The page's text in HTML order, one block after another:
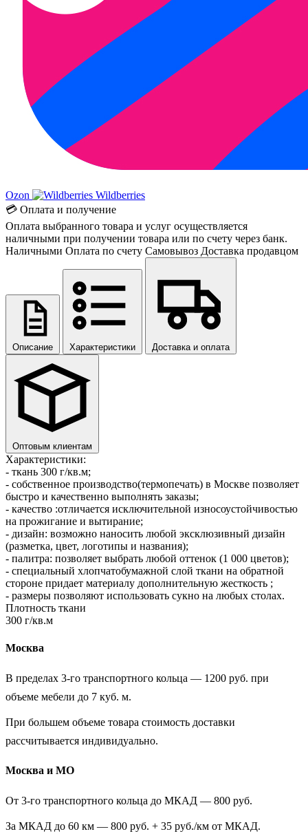
Ozon
Wildberries
💳 Оплата и получение
Оплата выбранного товара и услуг осуществляется
наличными при получении товара или по счету через банк.
Наличными Оплата по счету Самовывоз Доставка продавцом
Описание Характеристики Доставка и оплата
Оптовым клиентам
Характеристики:
- ткань 300 г/кв.м;
- cобственное производство(термопечать) в Москве позволяет
быстро и качественно выполнять заказы;
- качество :отличается исключительной износоустойчивостью
на прожигание и вытирание;
- дизайн: возможно наносить любой эксклюзивный дизайн
(разметка, цвет, логотипы и названия);
- палитра: позволяет выбрать любой оттенок (1 000 цветов);
- специальный хлопчатобумажной слой ткани на обратной
стороне придает материалу дополнительную жесткость ;
- размеры позволяют использовать сукно на любых столах.
Плотность ткани
300 г/кв.м
Москва
В пределах 3-го транспортного кольца — 1200 руб. при
объеме мебели до 7 куб. м.
При большем объеме товара стоимость доставки
рассчитывается индивидуально.
Москва и МО
От 3-го транспортного кольца до МКАД — 800 руб.
За МКАД до 60 км — 800 руб. + 35 руб./км от МКАД.